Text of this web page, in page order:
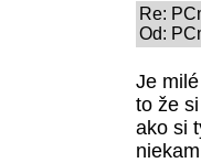
Re:
Od:
Je
to že
ako si